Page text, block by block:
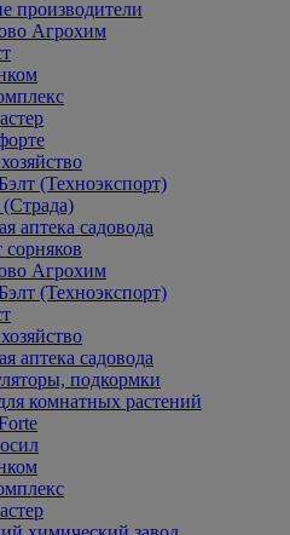
производители
Агрохим
(Техноэкспорт)
аптека садовода
сорняков
Агрохим
(Техноэкспорт)
аптека садовода
подкормки
комнатных растений